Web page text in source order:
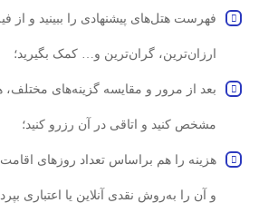
فهرست هتل‌های پیشنهادی را ببینید و از
ارزان‌ترین، گران‌ترین و… کمک بگیرید؛
بعد از مرور و مقایسه گزینه‌های مختلف،
مشخص کنید و اتاقی در آن رزرو کنید؛
هزینه را هم براساس تعداد روزهای
و آن را به‌روش نقدی آنلاین یا اعتباری